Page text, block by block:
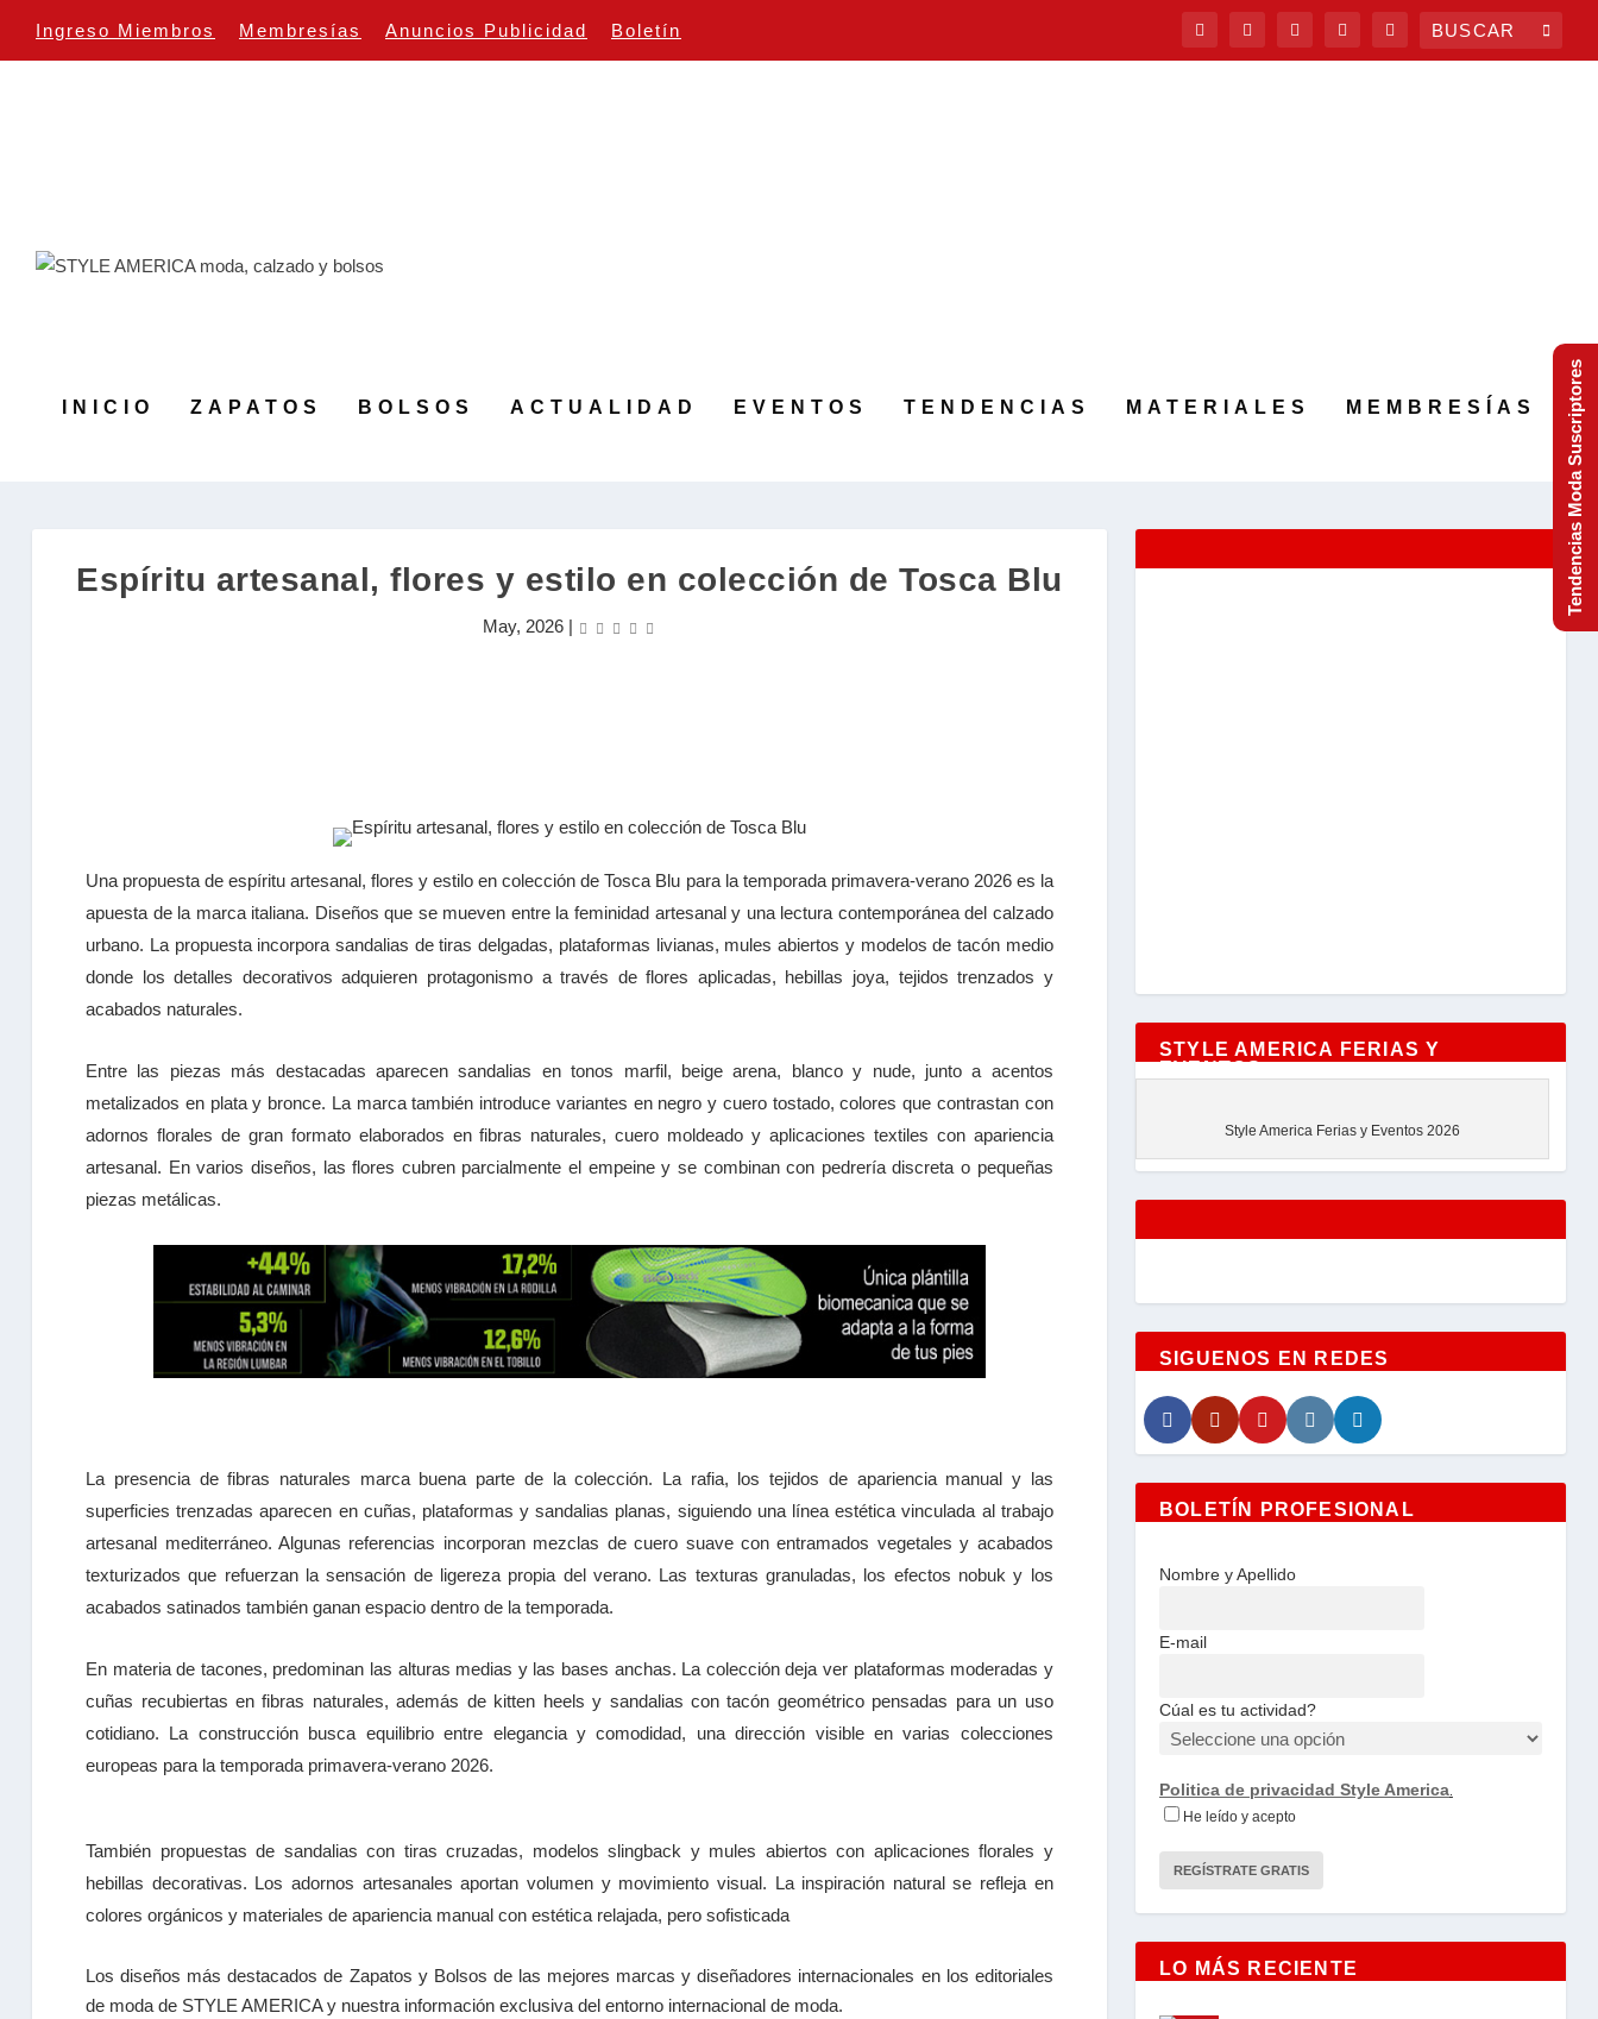
Ingreso Miembros Membresías Anuncios Publicidad Boletín
INICIO ZAPATOS BOLSOS ACTUALIDAD EVENTOS TENDENCIAS MATERIALES MEMBRESÍAS
Espíritu artesanal, flores y estilo en colección de Tosca Blu
May, 2026|
Una propuesta de espíritu artesanal, flores y estilo en colección de Tosca Blu para la temporada primavera-verano 2026 es la
apuesta de la marca italiana. Diseños que se mueven entre la feminidad artesanal y una lectura contemporánea del calzado
urbano. La propuesta incorpora sandalias de tiras delgadas, plataformas livianas, mules abiertos y modelos de tacón medio
donde los detalles decorativos adquieren protagonismo a través de flores aplicadas, hebillas joya, tejidos trenzados y
acabados naturales.
Entre las piezas más destacadas aparecen sandalias en tonos marfil, beige arena, blanco y nude, junto a acentos
metalizados en plata y bronce. La marca también introduce variantes en negro y cuero tostado, colores que contrastan con
adornos florales de gran formato elaborados en fibras naturales, cuero moldeado y aplicaciones textiles con apariencia
artesanal. En varios diseños, las flores cubren parcialmente el empeine y se combinan con pedrería discreta o pequeñas
piezas metálicas.
La presencia de fibras naturales marca buena parte de la colección. La rafia, los tejidos de apariencia manual y las
superficies trenzadas aparecen en cuñas, plataformas y sandalias planas, siguiendo una línea estética vinculada al trabajo
artesanal mediterráneo. Algunas referencias incorporan mezclas de cuero suave con entramados vegetales y acabados
texturizados que refuerzan la sensación de ligereza propia del verano. Las texturas granuladas, los efectos nobuk y los
acabados satinados también ganan espacio dentro de la temporada.
En materia de tacones, predominan las alturas medias y las bases anchas. La colección deja ver plataformas moderadas y
cuñas recubiertas en fibras naturales, además de kitten heels y sandalias con tacón geométrico pensadas para un uso
cotidiano. La construcción busca equilibrio entre elegancia y comodidad, una dirección visible en varias colecciones
europeas para la temporada primavera-verano 2026.
También propuestas de sandalias con tiras cruzadas, modelos slingback y mules abiertos con aplicaciones florales y
hebillas decorativas. Los adornos artesanales aportan volumen y movimiento visual. La inspiración natural se refleja en
colores orgánicos y materiales de apariencia manual con estética relajada, pero sofisticada
Los diseños más destacados de Zapatos y Bolsos de las mejores marcas y diseñadores internacionales en los editoriales
de moda de STYLE AMERICA y nuestra información exclusiva del entorno internacional de moda.
STYLE AMERICA FERIAS Y
EVENTOS
Style America Ferias y Eventos 2026
SIGUENOS EN REDES
BOLETÍN PROFESIONAL
Nombre y Apellido
E-mail
Cúal es tu actividad?
Politica de privacidad Style America.
He leído y acepto
LO MÁS RECIENTE
Tendencias Moda Suscriptores